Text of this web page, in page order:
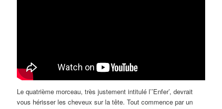
Le quatrième morceau, très justement intitulé l’’Enfer’, devrait
vous hérisser les cheveux sur la tête. Tout commence par un